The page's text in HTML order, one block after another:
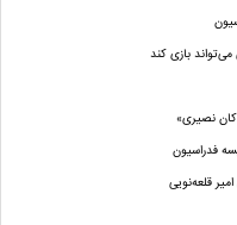
بازی کند
فدراسیون
قلعه‌نویی